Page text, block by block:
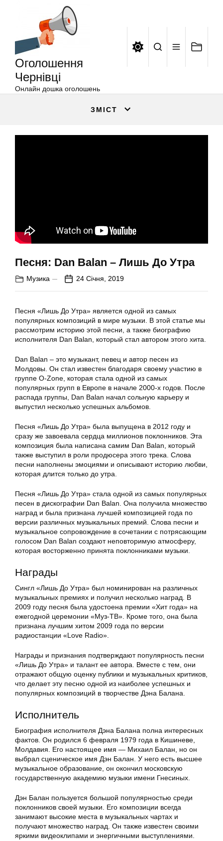
Оголошення
Чернівці
Онлайн дошка оголошень
ЗМІСТ
Песня: Dan Balan – Лишь До Утра
Музика 24 Січня, 2019
Песня «Лишь До Утра» является одной из самых
популярных композиций в мире музыки. В этой статье мы
рассмотрим историю этой песни, а также биографию
исполнителя Dan Balan, который стал автором этого хита.
Dan Balan – это музыкант, певец и автор песен из
Молдовы. Он стал известен благодаря своему участию в
группе O-Zone, которая стала одной из самых
популярных групп в Европе в начале 2000-х годов. После
распада группы, Dan Balan начал сольную карьеру и
выпустил несколько успешных альбомов.
Песня «Лишь До Утра» была выпущена в 2012 году и
сразу же завоевала сердца миллионов поклонников. Эта
композиция была написана самим Dan Balan, который
также выступил в роли продюсера этого трека. Слова
песни наполнены эмоциями и описывают историю любви,
которая длится только до утра.
Песня «Лишь До Утра» стала одной из самых популярных
песен в дискографии Dan Balan. Она получила множество
наград и была признана лучшей композицией года по
версии различных музыкальных премий. Слова песни и
музыкальное сопровождение в сочетании с потрясающим
голосом Dan Balan создают неповторимую атмосферу,
которая восторженно принята поклонниками музыки.
Награды
Сингл «Лишь До Утра» был номинирован на различных
музыкальных премиях и получил несколько наград. В
2009 году песня была удостоена премии «Хит года» на
ежегодной церемонии «Муз-ТВ». Кроме того, она была
признана лучшим хитом 2009 года по версии
радиостанции «Love Radio».
Награды и признания подтверждают популярность песни
«Лишь До Утра» и талант ее автора. Вместе с тем, они
отражают общую оценку публики и музыкальных критиков,
что делает эту песню одной из наиболее успешных и
популярных композиций в творчестве Дэна Балана.
Исполнитель
Биография исполнителя Дэна Балана полна интересных
фактов. Он родился 6 февраля 1979 года в Кишиневе,
Молдавия. Его настоящее имя — Михаил Балан, но он
выбрал сценическое имя Дэн Балан. У него есть высшее
музыкальное образование, он окончил московскую
государственную академию музыки имени Гнесиных.
Дэн Балан пользуется большой популярностью среди
поклонников своей музыки. Его композиции всегда
занимают высокие места в музыкальных чартах и
получают множество наград. Он также известен своими
яркими видеоклипами и энергичными выступлениями.